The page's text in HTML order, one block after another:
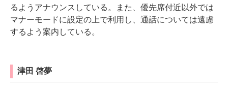
るようアナウンスしている。また、優先席付近以外では
マナーモードに設定の上で利用し、通話については遠慮
するよう案内している。
津田 啓夢